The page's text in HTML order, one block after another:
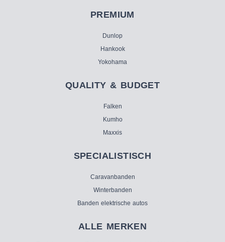
PREMIUM
Dunlop
Hankook
Yokohama
QUALITY & BUDGET
Falken
Kumho
Maxxis
SPECIALISTISCH
Caravanbanden
Winterbanden
Banden elektrische autos
ALLE MERKEN